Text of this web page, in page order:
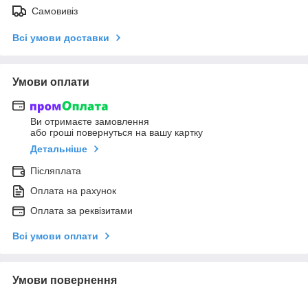
Самовивіз
Всі умови доставки
Умови оплати
Ви отримаєте замовлення
або гроші повернуться на вашу картку
Детальніше
Післяплата
Оплата на рахунок
Оплата за реквізитами
Всі умови оплати
Умови повернення